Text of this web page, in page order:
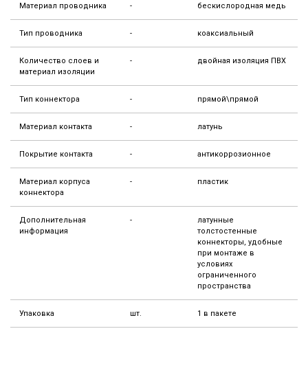
Материал проводника - бескислородная медь
Тип проводника - коаксиальный
Количество слоев и
материал изоляции
- двойная изоляция ПВХ
Тип коннектора - прямой\прямой
Материал контакта - латунь
Покрытие контакта - антикоррозионное
Материал корпуса
коннектора
- пластик
Дополнительная
информация
-
латунные
толстостенные
коннекторы, удобные
при монтаже в
условиях
ограниченного
пространства
Упаковка шт. 1 в пакете